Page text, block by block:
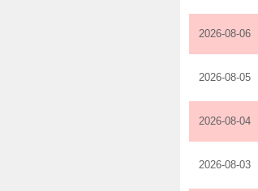
2026-08-06
2026-08-05
2026-08-04
2026-08-03